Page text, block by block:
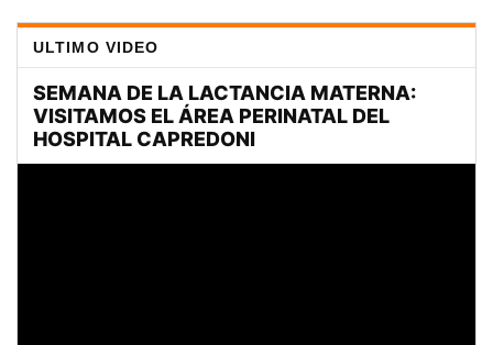
ULTIMO VIDEO